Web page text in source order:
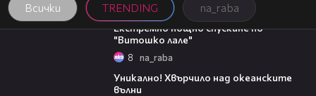
Всички TRENDING na_raba
04:21
Екстремно нощно спускане по
"Витошко лале"
8 na_raba
Уникално! Хвърчило над океанските
вълни